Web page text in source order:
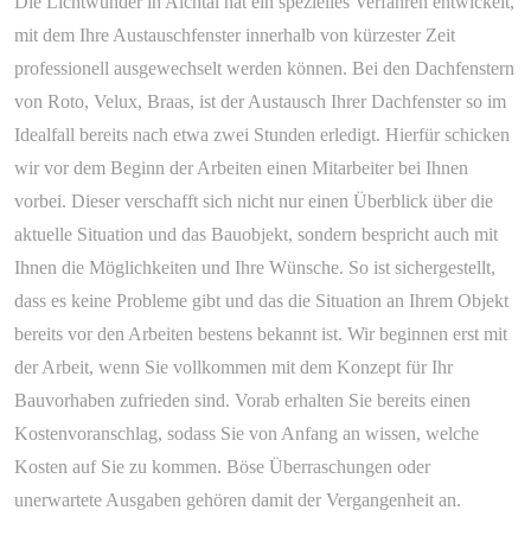
mit dem Ihre Austauschfenster innerhalb von kürzester Zeit
professionell ausgewechselt werden können. Bei den Dachfenstern
von Roto, Velux, Braas, ist der Austausch Ihrer Dachfenster so im
Idealfall bereits nach etwa zwei Stunden erledigt. Hierfür schicken
wir vor dem Beginn der Arbeiten einen Mitarbeiter bei Ihnen
vorbei. Dieser verschafft sich nicht nur einen Überblick über die
aktuelle Situation und das Bauobjekt, sondern bespricht auch mit
Ihnen die Möglichkeiten und Ihre Wünsche. So ist sichergestellt,
dass es keine Probleme gibt und das die Situation an Ihrem Objekt
bereits vor den Arbeiten bestens bekannt ist. Wir beginnen erst mit
der Arbeit, wenn Sie vollkommen mit dem Konzept für Ihr
Bauvorhaben zufrieden sind. Vorab erhalten Sie bereits einen
Kostenvoranschlag, sodass Sie von Anfang an wissen, welche
Kosten auf Sie zu kommen. Böse Überraschungen oder
unerwartete Ausgaben gehören damit der Vergangenheit an.